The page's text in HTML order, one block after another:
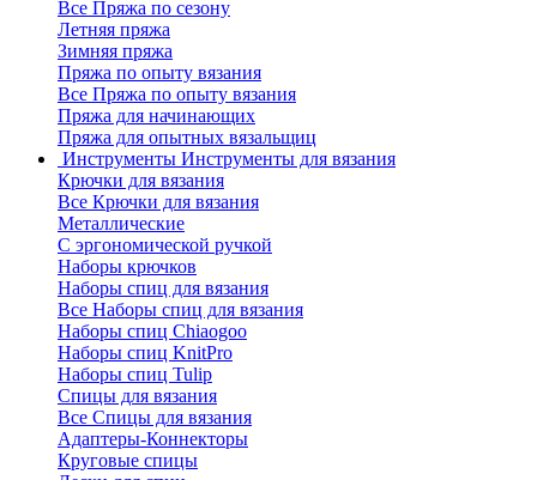
Все Пряжа по сезону
Летняя пряжа
Зимняя пряжа
Пряжа по опыту вязания
Все Пряжа по опыту вязания
Пряжа для начинающих
Пряжа для опытных вязальщиц
Инструменты Инструменты для вязания
Крючки для вязания
Все Крючки для вязания
Металлические
С эргономической ручкой
Наборы крючков
Наборы спиц для вязания
Все Наборы спиц для вязания
Наборы спиц Chiaogoo
Наборы спиц KnitPro
Наборы спиц Tulip
Спицы для вязания
Все Спицы для вязания
Адаптеры-Коннекторы
Круговые спицы